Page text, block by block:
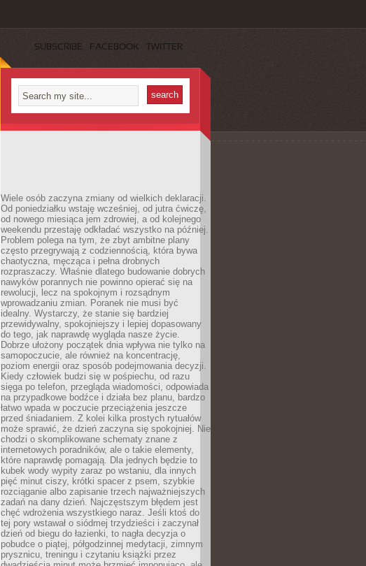
SUBSCRIBE FACEBOOK TWITTER
Wiele osób zaczyna zmiany od wielkich deklaracji.
Od poniedziałku wstaję wcześniej, od jutra ćwiczę,
od nowego miesiąca jem zdrowiej, a od kolejnego
weekendu przestaję odkładać wszystko na później.
Problem polega na tym, że zbyt ambitne plany
często przegrywają z codziennością, która bywa
chaotyczna, męcząca i pełna drobnych
rozpraszaczy. Właśnie dlatego budowanie dobrych
nawyków porannych nie powinno opierać się na
rewolucji, lecz na spokojnym i rozsądnym
wprowadzaniu zmian. Poranek nie musi być
idealny. Wystarczy, że stanie się bardziej
przewidywalny, spokojniejszy i lepiej dopasowany
do tego, jak naprawdę wygląda nasze życie.
Dobrze ułożony początek dnia wpływa nie tylko na
samopoczucie, ale również na koncentrację,
poziom energii oraz sposób podejmowania decyzji.
Kiedy człowiek budzi się w pośpiechu, od razu
sięga po telefon, przegląda wiadomości, odpowiada
na przypadkowe bodźce i działa bez planu, bardzo
łatwo wpada w poczucie przeciążenia jeszcze
przed śniadaniem. Z kolei kilka prostych rytuałów
może sprawić, że dzień zaczyna się spokojniej. Nie
chodzi o skomplikowane schematy znane z
internetowych poradników, ale o takie elementy,
które naprawdę pomagają. Dla jednych będzie to
kubek wody wypity zaraz po wstaniu, dla innych
pięć minut ciszy, krótki spacer z psem, szybkie
rozciąganie albo zapisanie trzech najważniejszych
zadań na dany dzień. Najczęstszym błędem jest
chęć wdrożenia wszystkiego naraz. Jeśli ktoś do
tej pory wstawał o siódmej trzydzieści i zaczynał
dzień od biegu do łazienki, to nagła decyzja o
pobudce o piątej, półgodzinnej medytacji, zimnym
prysznicu, treningu i czytaniu książki przez